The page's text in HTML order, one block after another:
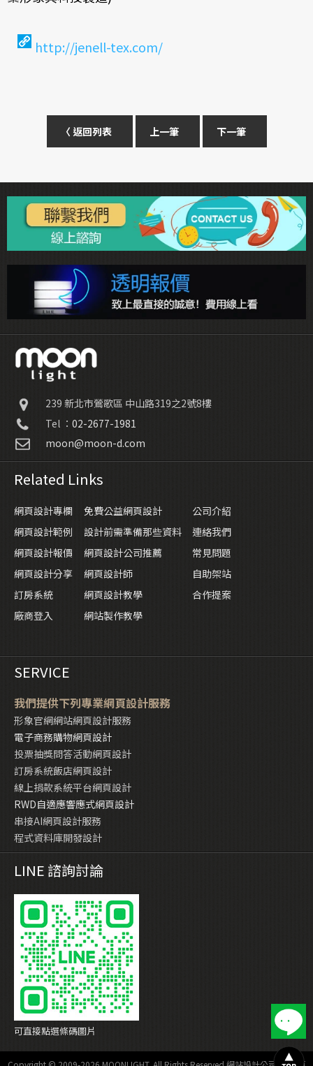
http://jenell-tex.com/
〈 返回列表 上一筆 下一筆
239 新北市鶯歌區 中山路319之2號8樓
Tel ： 02-2677-1981
moon@moon-d.com
Related Links
網頁設計專欄 免費公益網頁設計
公司介紹
網頁設計範例
設計前需準備那些資料
連絡我們
網頁設計報價
網頁設計公司推薦
常見問題
網頁設計分享
網頁設計師
自助架站
訂房系統
網頁設計教學
合作提案
廠商登入
網站製作教學
SERVICE
我們提供下列專業網頁設計服務
形象官網網站網頁設計服務
電子商務購物網頁設計
投票抽獎問答活動網頁設計
訂房系統飯店網頁設計
線上捐款系統平台網頁設計
RWD自適應響應式網頁設計
串接AI網頁設計服務
程式資料庫開發設計
LINE 諮詢討論
可直接點選條碼圖片